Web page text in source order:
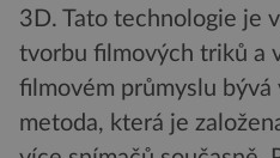
3D. Tato technologie je
tvorbu filmových triků a
filmovém průmyslu bývá
metoda, která je